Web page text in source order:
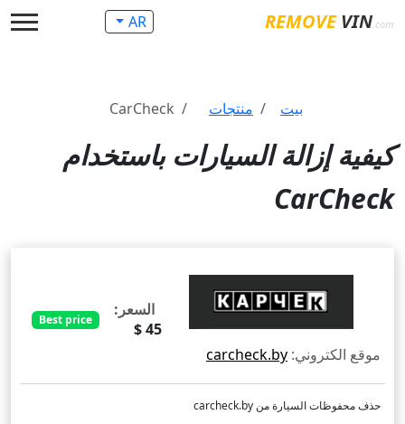
REMOVEVIN.com
AR
بيت منتجات CarCheck
كيفية إزالة السيارات باستخدام
CarCheck
موقع الكتروني: carcheck.by
السعر:
45 $
Best price
حذف محفوظات السيارة من carcheck.by